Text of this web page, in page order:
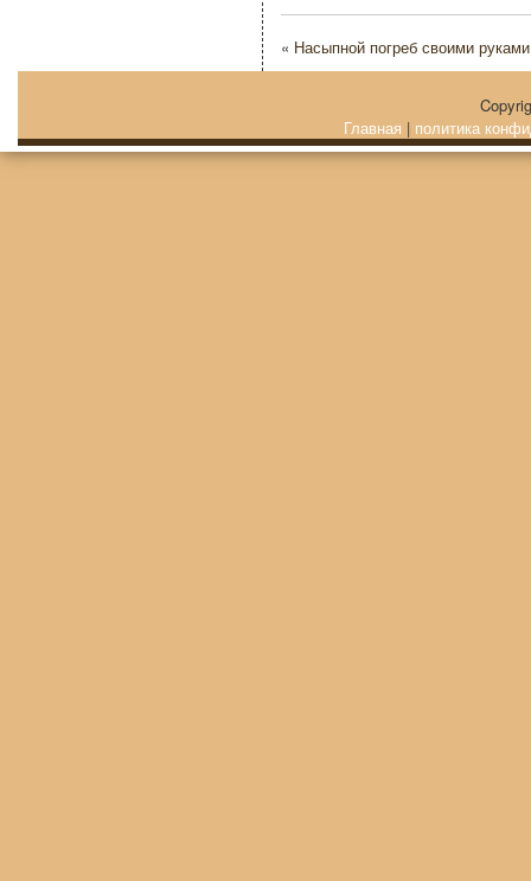
« Насыпной погреб своими руками
Главная | политика